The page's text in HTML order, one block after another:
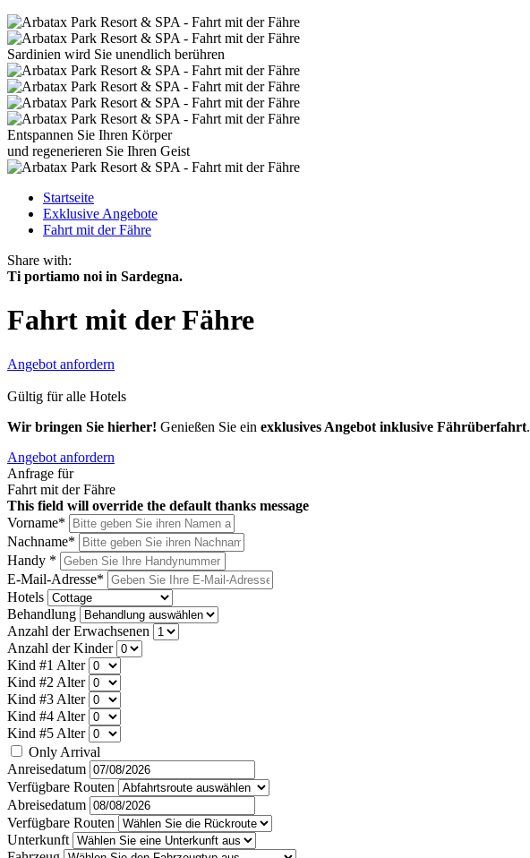
Sardinien wird Sie unendlich berühren
Entspannen Sie Ihren Körper
und regenerieren Sie Ihren Geist
Startseite
Exklusive Angebote
Fahrt mit der Fähre
Share with:
Ti portiamo noi in Sardegna.
Fahrt mit der Fähre
Angebot anfordern
Gültig für alle Hotels
Wir bringen Sie hierher! Genießen Sie ein exklusives Angebot inklusive Fährüberfahrt.
Angebot anfordern
Anfrage für
Fahrt mit der Fähre
This field will override the default thanks message
Vorname*
Nachname*
Handy *
E-Mail-Adresse*
Hotels
Behandlung
Anzahl der Erwachsenen
Anzahl der Kinder
Kind #1 Alter
Kind #2 Alter
Kind #3 Alter
Kind #4 Alter
Kind #5 Alter
Only Arrival
Anreisedatum
Verfügbare Routen
Abreisedatum
Verfügbare Routen
Unterkunft